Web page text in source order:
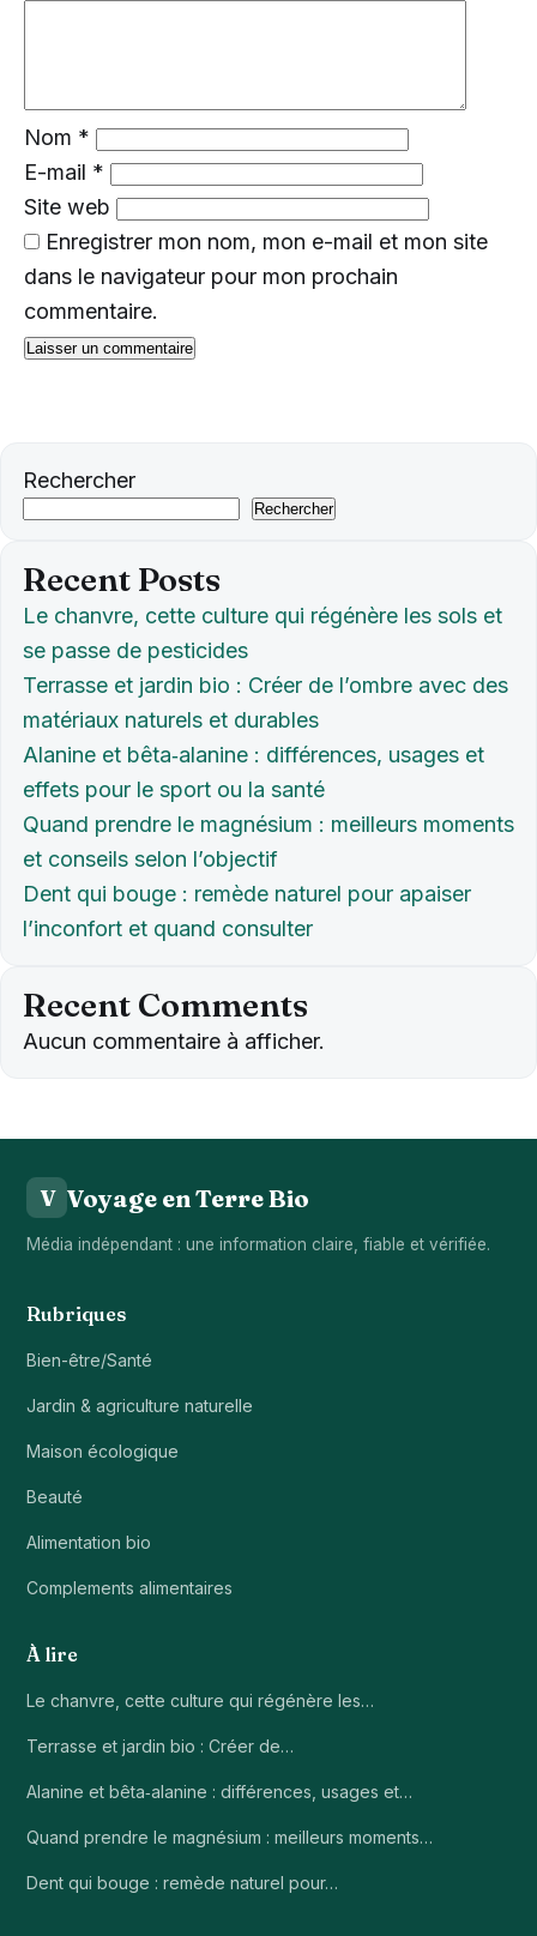
Nom *
E-mail *
Site web
Enregistrer mon nom, mon e-mail et mon site
dans le navigateur pour mon prochain
commentaire.
Rechercher
Rechercher
Recent Posts
Le chanvre, cette culture qui régénère les sols et
se passe de pesticides
Terrasse et jardin bio : Créer de l’ombre avec des
matériaux naturels et durables
Alanine et bêta‑alanine : différences, usages et
effets pour le sport ou la santé
Quand prendre le magnésium : meilleurs moments
et conseils selon l’objectif
Dent qui bouge : remède naturel pour apaiser
l’inconfort et quand consulter
Recent Comments
Aucun commentaire à afficher.
V Voyage en Terre Bio
Média indépendant : une information claire, fiable et vérifiée.
Rubriques
Bien-être/Santé
Jardin & agriculture naturelle
Maison écologique
Beauté
Alimentation bio
Complements alimentaires
À lire
Le chanvre, cette culture qui régénère les…
Terrasse et jardin bio : Créer de…
Alanine et bêta‑alanine : différences, usages et…
Quand prendre le magnésium : meilleurs moments…
Dent qui bouge : remède naturel pour…